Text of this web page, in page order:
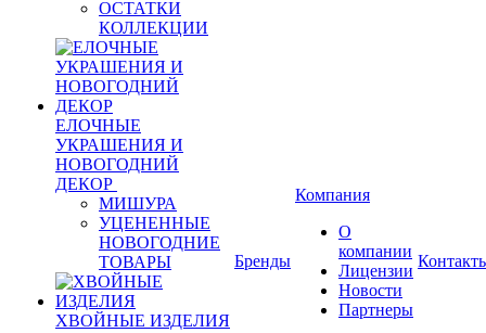
ОСТАТКИ
КОЛЛЕКЦИИ
ЕЛОЧНЫЕ
УКРАШЕНИЯ И
НОВОГОДНИЙ
ДЕКОР
МИШУРА
УЦЕНЕННЫЕ
НОВОГОДНИЕ
ТОВАРЫ
ХВОЙНЫЕ ИЗДЕЛИЯ
Бренды
Компания
О
компании
Лицензии
Новости
Партнеры